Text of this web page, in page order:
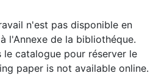
n'est pas disponible en
l'Annexe de la bibliothéque.
catalogue pour réserver le
paper is not available online.